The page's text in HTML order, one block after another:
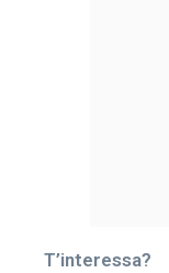
T’interessa?